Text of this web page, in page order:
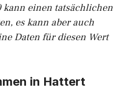
kann einen tatsächlichen
es kann aber auch
Daten für diesen Wert
in Hattert